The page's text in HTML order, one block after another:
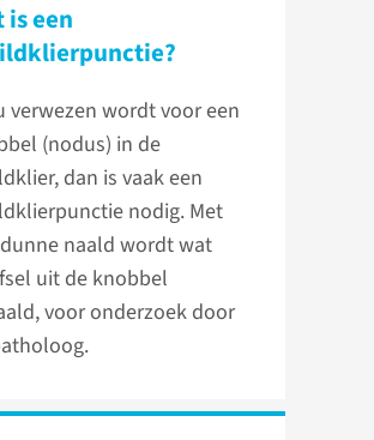
is een
verwezen wordt voor een
(nodus) in de
dan is vaak een
nodig. Met
naald wordt wat
uit de knobbel
voor onderzoek door